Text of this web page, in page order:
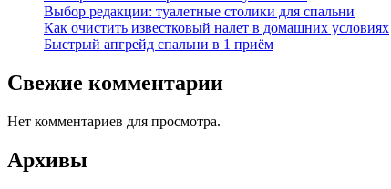
Выбор редакции: туалетные столики для спальни
Как очистить известковый налет в домашних условиях
Быстрый апгрейд спальни в 1 приём
Свежие комментарии
Нет комментариев для просмотра.
Архивы